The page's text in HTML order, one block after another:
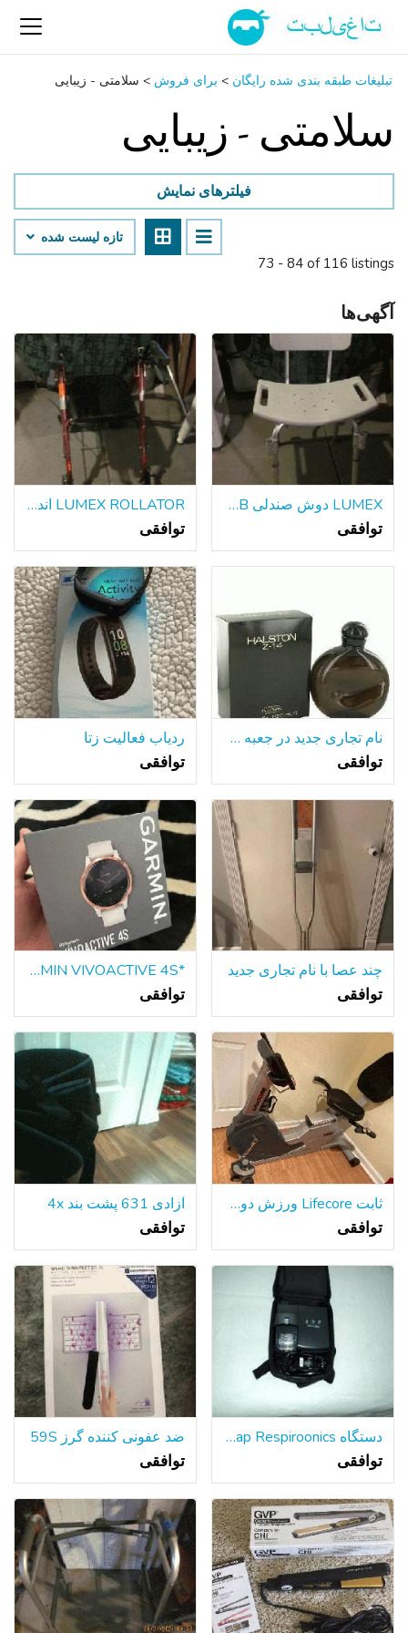
تبلیغات طبقه بندی شده رایگان > برای فروش > سلامتی - زیبایی
سلامتی - زیبایی
73 - 84 of 116 listings
فیلترهای نمایش
تازه لیست شده
آگهی‌ها
LUMEX دوش صندلی 7921RA 350LB ظرفیت
توافقی
LUMEX ROLLATOR اندازه کوچک مارون درخشش
توافقی
نام تجاری جدید در جعبه مهر و موم شده HALSTON Z-14 8OZ بطری
توافقی
ردیاب فعالیت زتا
توافقی
چند عصا با نام تجاری جدید
توافقی
*GARMIN VIVOACTIVE 4S * ساعت هوشمند*
توافقی
ثابت Lifecore ورزش دوچرخه
توافقی
آزادی 631 پشت بند 4x
توافقی
دستگاه Cpap Respiroonics
توافقی
ضد عفونی کننده گرز 59S
توافقی